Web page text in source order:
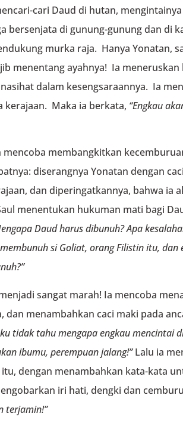
cari Daud di hutan,
bersenjata di gunung-gunung dan di
murka raja. Hanya Yonatan,
menentang ayahnya! Ia
dalam kesengsaraannya. Ia
kerajaan. Maka ia berkata, “Engkau
mencoba membangkitkan
diserangnya Yonatan dengan
dan diperingatkannya, bahwa ia
menentukan hukuman mati bagi
Daud harus dibunuh? Apa
si Goliat, orang Filistin itu, dan
sangat marah! Ia mencoba
menambahkan caci maki pada
tidak tahu mengapa engkau mencintai
ibumu, perempuan jalang!”Lalu ia
dengan menambahkan kata-kata
iri hati, dengki dan
terjamin!”